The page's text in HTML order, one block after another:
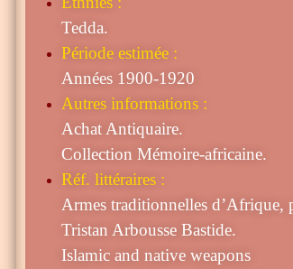
Tedda.
Période estimée :
Années 1900-1920
Autres informations :
Achat Antiquaire.
Collection Mémoire-africaine.
Réf. littéraires :
Armes traditionnelles d’Afrique,
Tristan Arbousse Bastide.
Islamic and native weapons